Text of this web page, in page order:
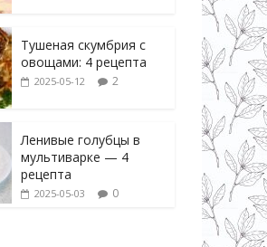
Тушеная скумбрия с
овощами: 4 рецепта
2025-05-12 2
Ленивые голубцы в
мультиварке — 4
рецепта
2025-05-03 0